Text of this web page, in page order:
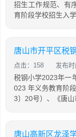
招生工作规范、有
育阶段学校招生入
唐山市开平区税
点击：158 发布
税钢小学2023年一
023 年义务教育阶
3〕20号）、《唐